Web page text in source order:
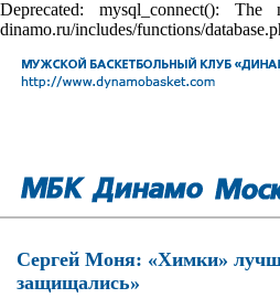
Deprecated: mysql_connect():
dinamo.ru/includes/functions/
Сергей Моня: «Химки»
защищались»